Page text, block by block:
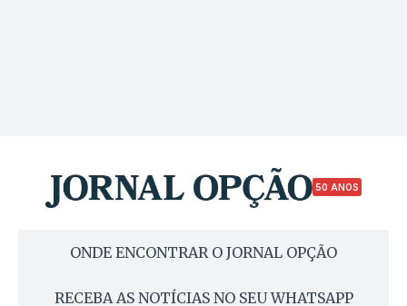
50 ANOS
ONDE ENCONTRAR O JORNAL OPÇÃO
RECEBA AS NOTÍCIAS NO SEU WHATSAPP